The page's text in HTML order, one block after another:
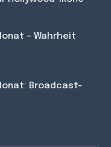
– Wahrheit
Broadcast-